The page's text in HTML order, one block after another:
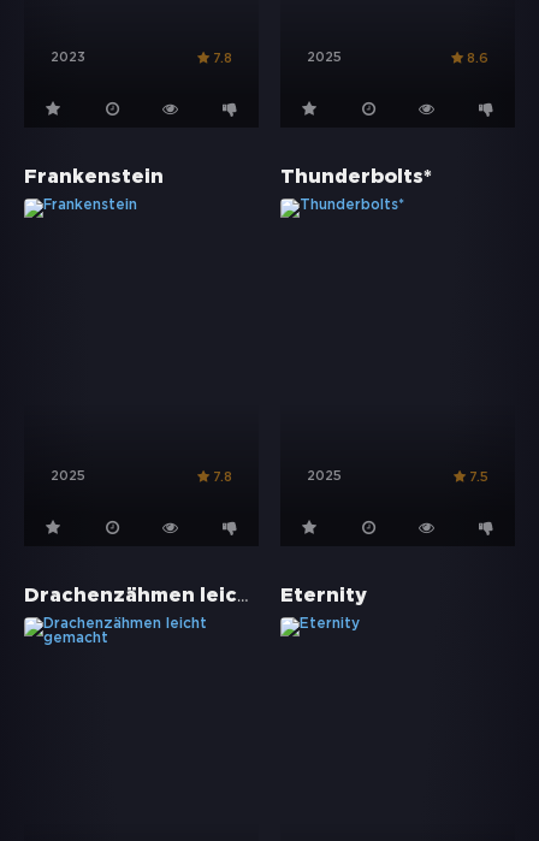
2023 7.8 2025 8.6
Frankenstein
2025 7.8
Thunderbolts*
2025 7.5
Drachenzähmen leicht gemacht Eternity